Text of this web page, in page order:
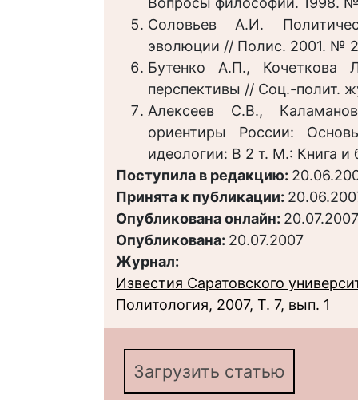
Соловьев А.И.
эволюции // Полис. 2001. №
Бутенко А.П.,
перспективы // Соц.-полит.
Алексеев С.В.,
ориентиры России:
идеологии: В 2 т. М.: Книга и
Поступила в редакцию:
Принята к публикации:
Опубликована онлайн: 20.07.2007
Опубликована: 20.07.2007
Журнал:
Известия Саратовского
Политология, 2007, Т. 7, вып. 1
Загрузить статью